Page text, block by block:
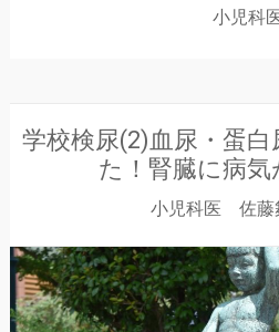
小児科
学校検尿(2)血尿・蛋
た！腎臓に病気
小児科医 佐